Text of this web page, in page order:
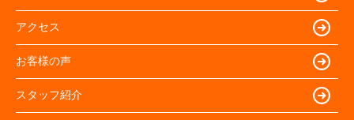
アクセス
お客様の声
スタッフ紹介